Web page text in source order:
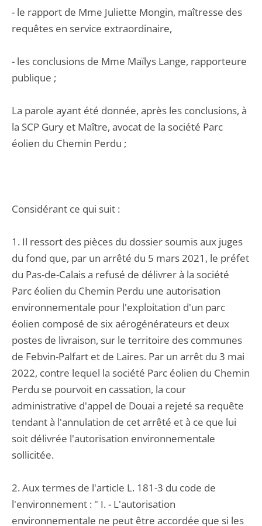
- le rapport de Mme Juliette Mongin, maîtresse des
requêtes en service extraordinaire,
- les conclusions de Mme Maïlys Lange, rapporteure
publique ;
La parole ayant été donnée, après les conclusions, à
la SCP Gury et Maître, avocat de la société Parc
éolien du Chemin Perdu ;
Considérant ce qui suit :
1. Il ressort des pièces du dossier soumis aux juges
du fond que, par un arrêté du 5 mars 2021, le préfet
du Pas-de-Calais a refusé de délivrer à la société
Parc éolien du Chemin Perdu une autorisation
environnementale pour l'exploitation d'un parc
éolien composé de six aérogénérateurs et deux
postes de livraison, sur le territoire des communes
de Febvin-Palfart et de Laires. Par un arrêt du 3 mai
2022, contre lequel la société Parc éolien du Chemin
Perdu se pourvoit en cassation, la cour
administrative d'appel de Douai a rejeté sa requête
tendant à l'annulation de cet arrêté et à ce que lui
soit délivrée l'autorisation environnementale
sollicitée.
2. Aux termes de l'article L. 181-3 du code de
l'environnement : " I. - L'autorisation
environnementale ne peut être accordée que si les